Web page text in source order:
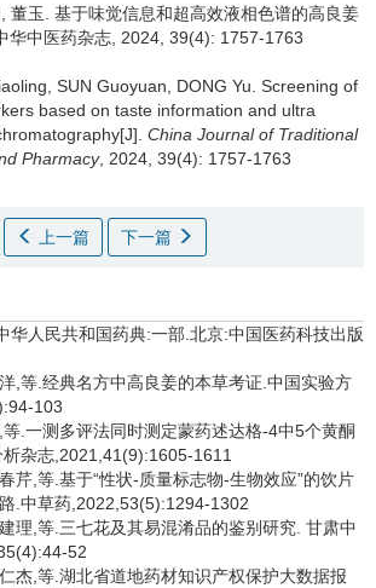
董玉. 基于味觉信息和超高效液相色谱的高良姜
华中医药杂志, 2024, 39(4): 1757-1763
SUN Guoyuan, DONG Yu. Screening of
based on taste information and ultra
China Journal of Traditional
Pharmacy, 2024, 39(4): 1757-1763
上一篇 下一篇
华人民共和国药典:一部.北京:中国医药科技出版
,等.经典名方中高良姜的本草考证.中国实验方
103
.一测多评法同时测定蒙药述达格-4中5个黄酮
杂志,2021,41(9):1605-1611
芹,等.基于“性状-质量标志物-生物效应”的饮片
.中草药,2022,53(5):1294-1302
理,等.三七花及其易混淆品的鉴别研究. 甘肃中
52
杰,等.湖北省道地药材知识产权保护大数据报